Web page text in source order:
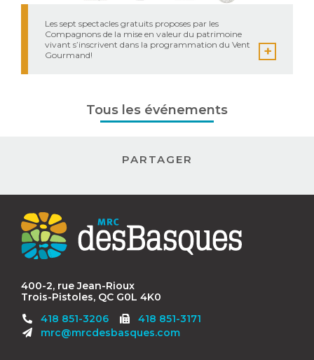
Les sept spectacles gratuits proposes par les
Compagnons de la mise en valeur du patrimoine
vivant s’inscrivent dans la programmation du Vent
Gourmand!
Tous les événements
PARTAGER
Contact
MRC
des
Basques
400-2, rue Jean-Rioux
Trois-Pistoles, QC G0L 4K0
418 851-3206
Télécopieur
:
418 851-3171
mrc@mrcdesbasques.com